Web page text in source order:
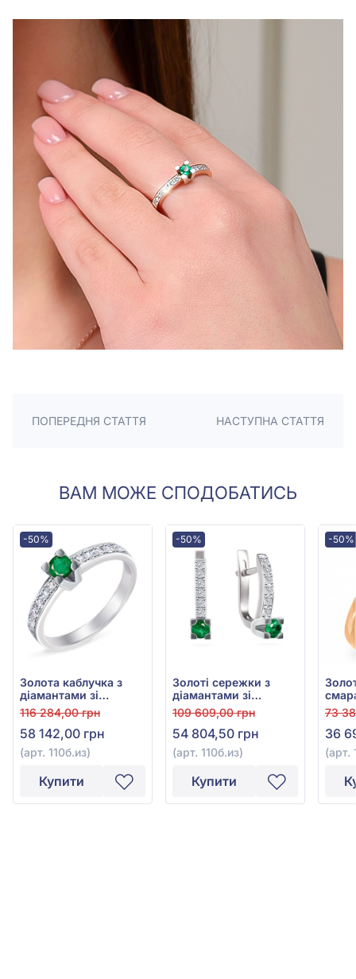
ПОПЕРЕДНЯ СТАТТЯ НАСТУПНА СТАТТЯ
ВАМ МОЖЕ СПОДОБАТИСЬ
-50%
Золота каблучка з
діамантами зі
смарагдом
116 284,00 грн
58 142,00 грн
(арт. 110б.из)
Купити
-50%
Золотi сережки з
діамантами зі
смарагдом
109 609,00 грн
54 804,50 грн
(арт. 110б.из)
Купити
-50%
73
36
(арт.